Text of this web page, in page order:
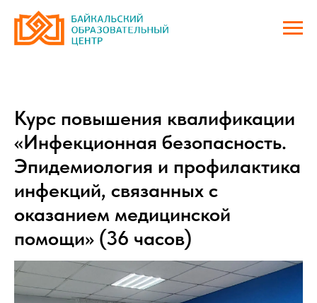
Курс повышения квалификации
«Инфекционная безопасность.
Эпидемиология и профилактика
инфекций, связанных с
оказанием медицинской
помощи» (36 часов)